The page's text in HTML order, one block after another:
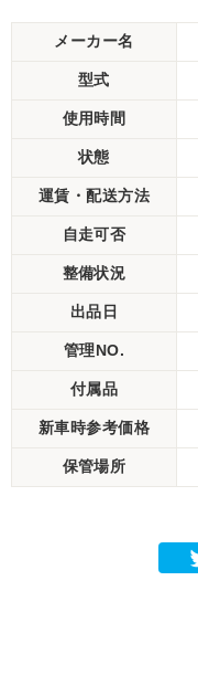
メーカー名
型式
使用時間
状態
運賃・配送方法
自走可否
整備状況
出品日
管理NO.
付属品
新車時参考価格
保管場所